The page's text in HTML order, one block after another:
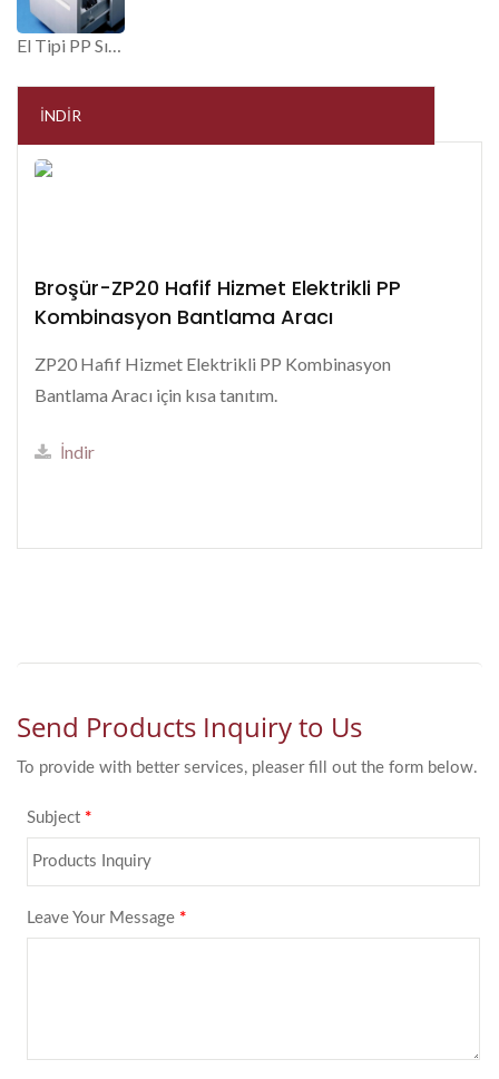
İNDIR
Broşür-ZP20 Hafif Hizmet Elektrikli PP
Kombinasyon Bantlama Aracı
ZP20 Hafif Hizmet Elektrikli PP Kombinasyon
Bantlama Aracı için kısa tanıtım.
İndir